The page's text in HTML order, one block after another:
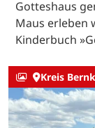
Gotteshaus
Maus erleben
Kinderbuch
Kreis